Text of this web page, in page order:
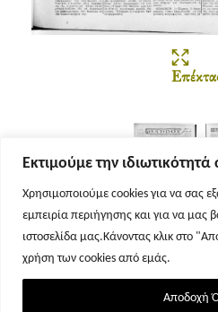
Εκτιμούμε την ιδιωτικότητά
Χρησιμοποιούμε cookies για να σας
εμπειρία περιήγησης και για να μας
ιστοσελίδα μας.Κάνοντας κλικ στο
χρήση των cookies από εμάς.
Αποδοχή
Σελίδα 1